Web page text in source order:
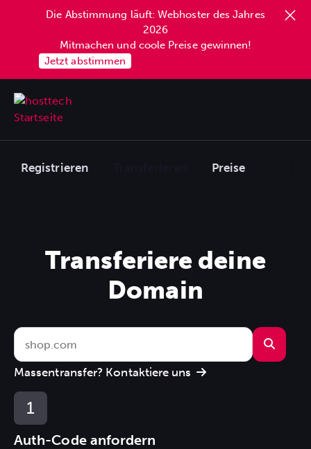
Die Abstimmung läuft: Webhoster des Jahres
2026
Mitmachen und coole Preise gewinnen!
Jetzt abstimmen
Registrieren Preise
Transferiere deine
Domain
Massentransfer? Kontaktiere uns
Auth-Code anfordern